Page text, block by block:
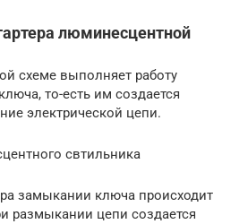
люминесцентной
схеме выполняет работу
то-есть им создается
электрической цепи.
свтильника
замыкании ключа происходит
размыкании цепи создается